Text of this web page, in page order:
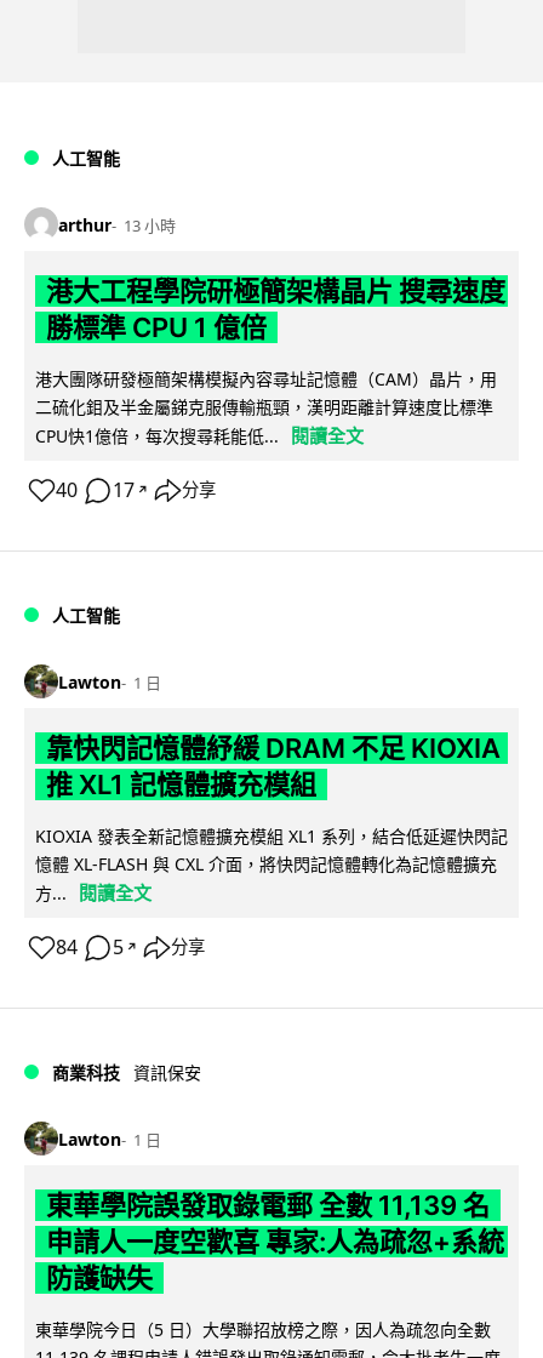
人工智能
arthur 13 小時
港大工程學院研極簡架構晶片 搜尋速度
勝標準 CPU 1 億倍
港大團隊研發極簡架構模擬內容尋址記憶體（CAM）晶片，用
二硫化鉬及半金屬銻克服傳輸瓶頸，漢明距離計算速度比標準
CPU快1億倍，每次搜尋耗能低...
閱讀全文
40 17 ↗ 分享
人工智能
Lawton 1 日
靠快閃記憶體紓緩 DRAM 不足 KIOXIA
推 XL1 記憶體擴充模組
KIOXIA 發表全新記憶體擴充模組 XL1 系列，結合低延遲快閃記
憶體 XL-FLASH 與 CXL 介面，將快閃記憶體轉化為記憶體擴充
方...
閱讀全文
84 5 ↗ 分享
商業科技 資訊保安
Lawton 1 日
東華學院誤發取錄電郵 全數 11,139 名
申請人一度空歡喜 專家:人為疏忽+系統
防護缺失
東華學院今日（5 日）大學聯招放榜之際，因人為疏忽向全數